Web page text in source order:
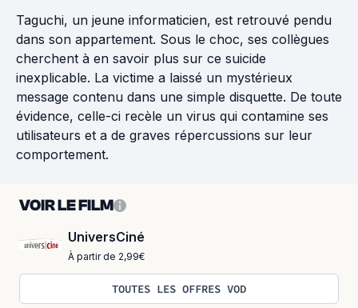
Taguchi, un jeune informaticien, est retrouvé pendu
dans son appartement. Sous le choc, ses collègues
cherchent à en savoir plus sur ce suicide
inexplicable. La victime a laissé un mystérieux
message contenu dans une simple disquette. De toute
évidence, celle-ci recèle un virus qui contamine ses
utilisateurs et a de graves répercussions sur leur
comportement.
VOIR LE FILM
UniversCiné
À partir de 2,99€
TOUTES LES OFFRES VOD